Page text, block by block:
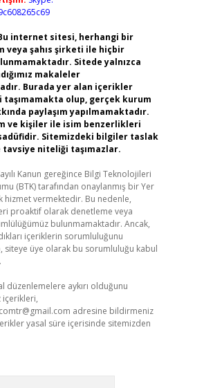
internet sitesi, herhangi bir
veya şahıs şirketi ile hiçbir
Sitede yalnızca
makaleler
Burada yer alan içerikler
olup, gerçek kurum
paylaşım yapılmamaktadır.
ve kişiler ile isim benzerlikleri
Sitemizdeki bilgiler taslak
niteliği taşımazlar.
Kanun gereğince Bilgi Teknolojileri
(BTK) tarafından onaylanmış bir Yer
hizmet vermektedir. Bu nedenle,
proaktif olarak denetleme veya
bulunmamaktadır. Ancak,
içeriklerin sorumluluğunu
siteye üye olarak bu sorumluluğu kabul
düzenlemelere aykırı olduğunu
içerikleri,
adresine bildirmeniz
yasal süre içerisinde sitemizden